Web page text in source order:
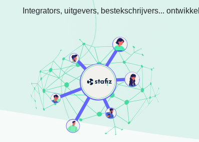
Integrators, uitgevers, bestekschrijvers...